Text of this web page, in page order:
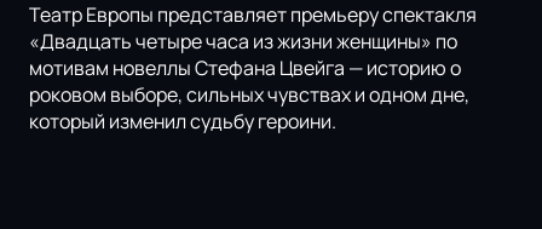
Театр Европы представляет премьеру спектакля
«Двадцать четыре часа из жизни женщины» по
мотивам новеллы Стефана Цвейга — историю о
роковом выборе, сильных чувствах и одном дне,
который изменил судьбу героини.